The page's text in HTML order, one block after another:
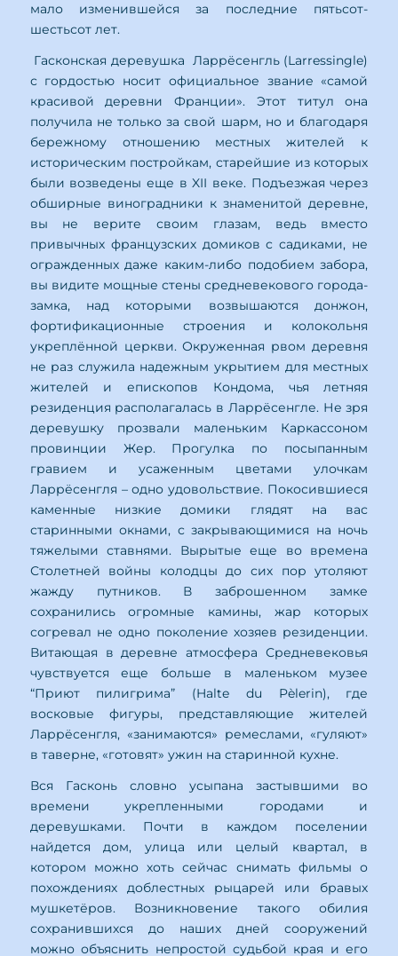
мало изменившейся за последние пятьсот-
шестьсот лет.
Гасконская деревушка Ларрёсенгль (Larressingle)
с гордостью носит официальное звание «самой
красивой деревни Франции». Этот титул она
получила не только за свой шарм, но и благодаря
бережному отношению местных жителей к
историческим постройкам, старейшие из которых
были возведены еще в XII веке. Подъезжая через
обширные виноградники к знаменитой деревне,
вы не верите своим глазам, ведь вместо
привычных французских домиков с садиками, не
огражденных даже каким-либо подобием забора,
вы видите мощные стены средневекового города-
замка, над которыми возвышаются донжон,
фортификационные строения и колокольня
укреплённой церкви. Окруженная рвом деревня
не раз служила надежным укрытием для местных
жителей и епископов Кондома, чья летняя
резиденция располагалась в Ларрёсенгле. Не зря
деревушку прозвали маленьким Каркассоном
провинции Жер. Прогулка по посыпанным
гравием и усаженным цветами улочкам
Ларрёсенгля – одно удовольствие. Покосившиеся
каменные низкие домики глядят на вас
старинными окнами, с закрывающимися на ночь
тяжелыми ставнями. Вырытые еще во времена
Столетней войны колодцы до сих пор утоляют
жажду путников. В заброшенном замке
сохранились огромные камины, жар которых
согревал не одно поколение хозяев резиденции.
Витающая в деревне атмосфера Средневековья
чувствуется еще больше в маленьком музее
“Приют пилигрима” (Halte du Pèlerin), где
восковые фигуры, представляющие жителей
Ларрёсенгля, «занимаются» ремеслами, «гуляют»
в таверне, «готовят» ужин на старинной кухне.
Вся Гасконь словно усыпана застывшими во
времени укрепленными городами и
деревушками. Почти в каждом поселении
найдется дом, улица или целый квартал, в
котором можно хоть сейчас снимать фильмы о
похождениях доблестных рыцарей или бравых
мушкетёров. Возникновение такого обилия
сохранившихся до наших дней сооружений
можно объяснить непростой судьбой края и его